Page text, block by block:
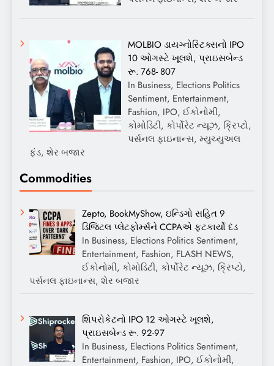
MOLBIO ડાયગ્નોસ્ટિક્સનો IPO
10 ઓગસ્ટે ખૂલશે, પ્રાઇસબેન્ડ
રૂ. 768- 807
In Business, Elections Politics
Sentiment, Entertainment,
Fashion, IPO, ઈકોનોમી,
કોમોડિટી, કોર્પોરેટ ન્યૂઝ, ક્રિપ્ટો,
પર્સનલ ફાઇનાન્સ, મ્યુચ્યુઅલ
ફંડ, શેર બજાર
Commodities
Zepto, BookMyShow, ઇન્ડિગો સહિત 9
ડિજિટલ પ્લેટફોર્મ્સને CCPAએ ફટકાર્યો દંડ
In Business, Elections Politics Sentiment,
Entertainment, Fashion, FLASH NEWS,
ઈકોનોમી, કોમોડિટી, કોર્પોરેટ ન્યૂઝ, ક્રિપ્ટો,
પર્સનલ ફાઇનાન્સ, શેર બજાર
શિપરોકેટનો IPO 12 ઓગસ્ટે ખૂલશે,
પ્રાઇસબેન્ડ રૂ. 92-97
In Business, Elections Politics Sentiment,
Entertainment, Fashion, IPO, ઈકોનોમી,